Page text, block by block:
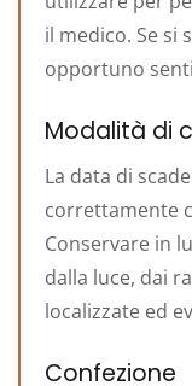
il medico. Se si
opportuno
Modalità di
La data di
correttamente
Conservare in
dalla luce, dai
localizzate ed
Confezione